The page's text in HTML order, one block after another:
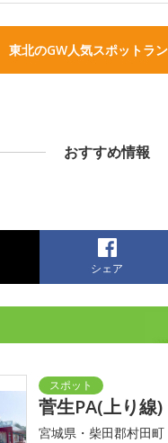
東北のGW人気スポットラ
おすすめ情報
シェア
菅生PA(上り線)
宮城県・柴田郡村田町